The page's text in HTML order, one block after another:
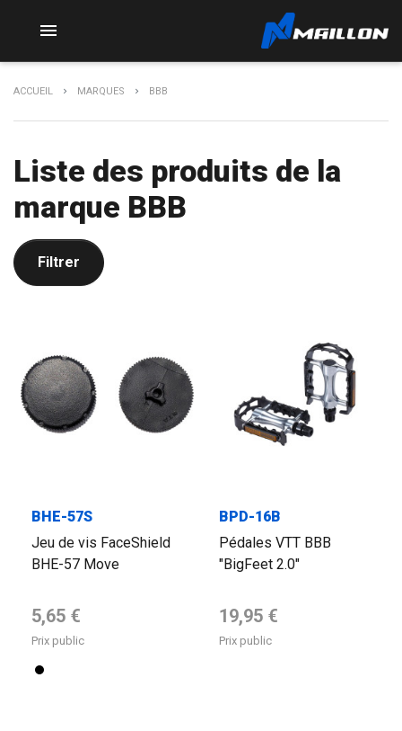

ACCUEIL MARQUES BBB
Liste des produits de la
marque BBB
Filtrer
BHE-57S
Jeu de vis FaceShield
BHE-57 Move
Prix de base
5,65 €
Prix public
Noir
BPD-16B
Pédales VTT BBB
"BigFeet 2.0"
Prix de base
19,95 €
Prix public